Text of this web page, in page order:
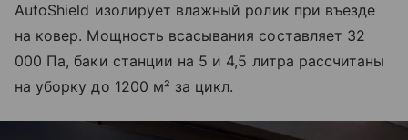
AutoShield изолирует влажный ролик при въезде
на ковер. Мощность всасывания составляет 32
000 Па, баки станции на 5 и 4,5 литра рассчитаны
на уборку до 1200 м² за цикл.